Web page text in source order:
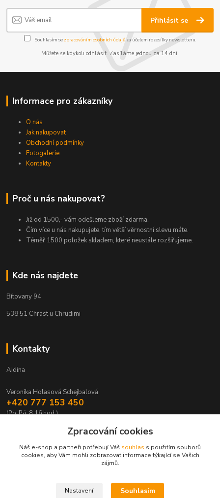
Přihlásit se
Souhlasím se zpracováním osobních údajůza účelem rozesílky newsletteru.
Můžete se kdykoli odhlásit. Zasíláme jednou za 14 dní.
Informace pro zákazníky
O nás
Jak nakupovat
Obchodní podmínky
Fotogalerie
Kontakty
Proč u nás nakupovat?
Již od 1500,- vám odešleme zboží zdarma.
Čím více u nás nakupujete, tím větší věrnostní slevu máte.
Téměř 1500 položek skladem, které neustále rozšiřujeme.
Kde nás najdete
Bítovany 94
538 51 Chrast u Chrudimi
Kontakty
Aidina
Veronika Holasová Schejbalová
+420 777 153 450
(Po-Pá, 8-16 hod.)
eshop@aidina.czZpracování cookies
Náš e-shop a partneři potřebují Váš souhlas s použitím souborů
cookies, aby Vám mohli zobrazovat informace týkající se Vašich
zájmů.
Nastavení Souhlasím